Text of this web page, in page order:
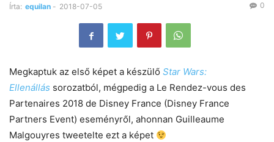
Írta: equilan - 2018-07-05 0
Megkaptuk az első képet a készülő Star Wars:
Ellenállás sorozatból, mégpedig a Le Rendez-vous des
Partenaires 2018 de Disney France (Disney France
Partners Event) eseményről, ahonnan Guilleaume
Malgouyres tweetelte ezt a képet